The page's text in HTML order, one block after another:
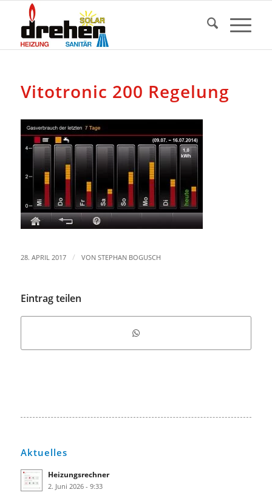
Vitotronic 200 Regelung
28. APRIL 2017 / VON STEPHAN BOGUSCH
Eintrag teilen
Aktuelles
Heizungsrechner
2. Juni 2026 - 9:33